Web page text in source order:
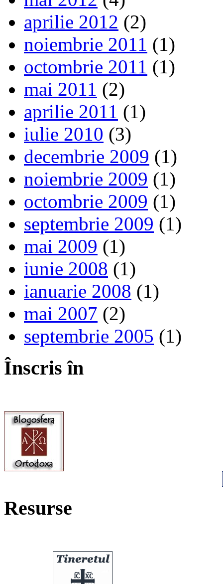
aprilie 2012 (2)
noiembrie 2011 (1)
octombrie 2011 (1)
mai 2011 (2)
aprilie 2011 (1)
iulie 2010 (3)
decembrie 2009 (1)
noiembrie 2009 (1)
octombrie 2009 (1)
septembrie 2009 (1)
mai 2009 (1)
iunie 2008 (1)
ianuarie 2008 (1)
mai 2007 (2)
septembrie 2005 (1)
Înscris în
Resurse